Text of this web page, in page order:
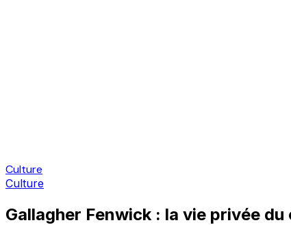
Culture
Culture
Gallagher Fenwick : la vie privée